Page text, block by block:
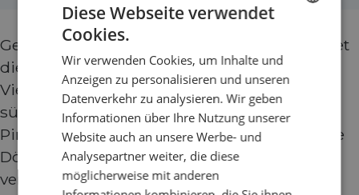
Gesegnet mit mildem Mittelmeerklima bietet
die Algarve beeindruckende landschaftliche
Vielfalt. Von der spanischen Grenze bis zum
südwestlichsten Kap Europas führen
Pinienwälder, Küstenstraßen und charmante
Dörfer durch atemberaubende Natur und
verkehrsfreie Strecken.
FRENCH
Diese Webseite verwendet
Cookies.
Wir verwenden Cookies, um Inhalte und
Anzeigen zu personalisieren und unseren
Datenverkehr zu analysieren. Wir geben
Informationen über Ihre Nutzung unserer
Website auch an unsere Werbe- und
Analysepartner weiter, die diese
möglicherweise mit anderen